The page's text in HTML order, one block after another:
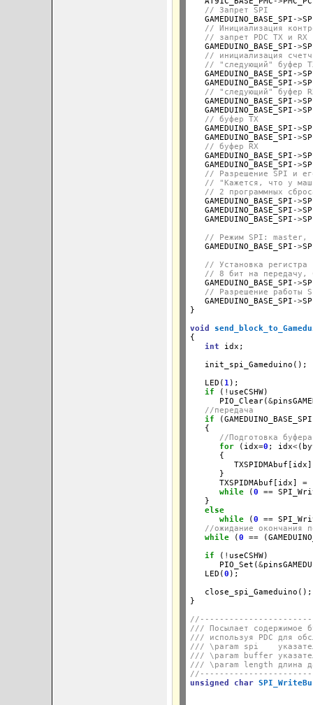
// Запрет SPI
   GAMEDUINO_BASE_SPI
->
// Инициализация
// запрет PDC TX и RX
   GAMEDUINO_BASE_SPI
->
// инициализация
// "следующий" буфер
   GAMEDUINO_BASE_SPI
->
   GAMEDUINO_BASE_SPI
->
// "следующий" буфер
   GAMEDUINO_BASE_SPI
->
   GAMEDUINO_BASE_SPI
->
// буфер TX
   GAMEDUINO_BASE_SPI
->
   GAMEDUINO_BASE_SPI
->
// буфер RX
   GAMEDUINO_BASE_SPI
->
   GAMEDUINO_BASE_SPI
->
// Разрешение SPI и
// "Кажется, что у
// 2 программных
   GAMEDUINO_BASE_SPI
->
   GAMEDUINO_BASE_SPI
->
   GAMEDUINO_BASE_SPI
->
// Режим SPI: master,
   GAMEDUINO_BASE_SPI
->
// Установка регистра
// 8 бит на передачу,
   GAMEDUINO_BASE_SPI
->
// Разрешение работы
   GAMEDUINO_BASE_SPI
->
}
void
{
int idx;
   init_spi_Gameduino();
   LED(
1);
if ( ! useCSHW)
      PIO_Clear(
&
//передача
if (GAMEDUINO_BASE_SPI
   {
//Подготовка
for (idx=0 ; idx<
      {
      }
      TXSPIDMAbuf[idx]
=
while ( 0 ==
   }
else
while ( 0 ==
//ожидание окончания
while ( 0 ==
if ( ! useCSHW)
      PIO_Set(
&
   LED(
0 );
   close_spi_Gameduino();
}
/// Посылает содержимое
/// используя PDC для
/// \param spi
/// \param buffer
/// \param length длина
unsigned
char